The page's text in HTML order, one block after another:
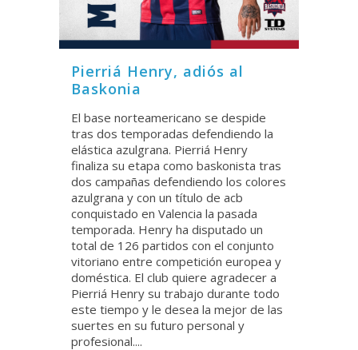
Pierriá Henry, adiós al
Baskonia
El base norteamericano se despide
tras dos temporadas defendiendo la
elástica azulgrana. Pierriá Henry
finaliza su etapa como baskonista tras
dos campañas defendiendo los colores
azulgrana y con un título de acb
conquistado en Valencia la pasada
temporada. Henry ha disputado un
total de 126 partidos con el conjunto
vitoriano entre competición europea y
doméstica. El club quiere agradecer a
Pierriá Henry su trabajo durante todo
este tiempo y le desea la mejor de las
suertes en su futuro personal y
profesional....